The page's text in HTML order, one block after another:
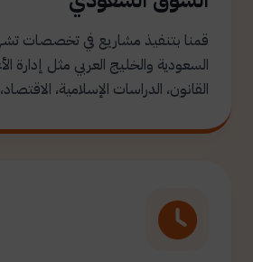
قمنا بتنفيذ مشاريع في تخصصات تشهد
السعودية والخليج العربي مثل إدارة
القانون، الدراسات الإسلامية،